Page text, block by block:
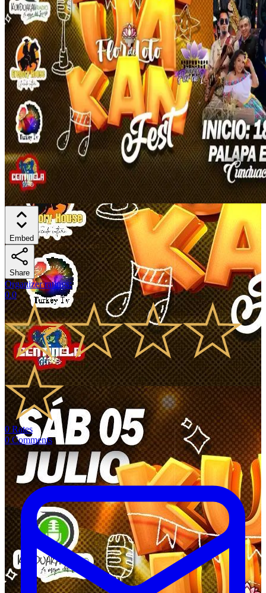
Embed
Share
Organizer ratings:
0.0
0 Rates
0 Comments